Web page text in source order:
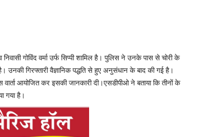
निवासी गोविंद वर्मा उर्फ सिप्पी शामिल है। पुलिस ने उनके पास से चोरी के
गिरफ्तारी वैज्ञानिक पद्धति से हुए अनुसंधान के बाद की गई है।
आयोजित कर इसकी जानकारी दी।एसडीपीओ ने बताया कि तीनों के
गया है।